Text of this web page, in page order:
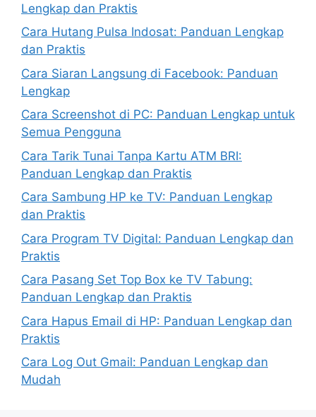
Lengkap dan Praktis
Cara Hutang Pulsa Indosat: Panduan Lengkap
dan Praktis
Cara Siaran Langsung di Facebook: Panduan
Lengkap
Cara Screenshot di PC: Panduan Lengkap untuk
Semua Pengguna
Cara Tarik Tunai Tanpa Kartu ATM BRI:
Panduan Lengkap dan Praktis
Cara Sambung HP ke TV: Panduan Lengkap
dan Praktis
Cara Program TV Digital: Panduan Lengkap dan
Praktis
Cara Pasang Set Top Box ke TV Tabung:
Panduan Lengkap dan Praktis
Cara Hapus Email di HP: Panduan Lengkap dan
Praktis
Cara Log Out Gmail: Panduan Lengkap dan
Mudah